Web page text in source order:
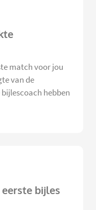
match voor jou
van de
hebben
bijles